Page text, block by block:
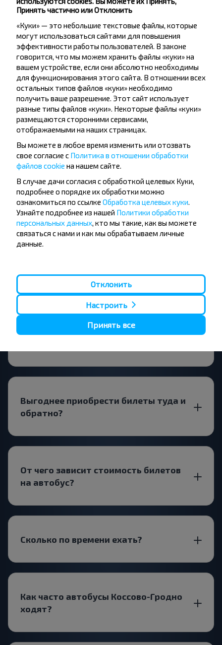
Подписаться
Вопрос - Ответ
Как забронировать билеты на
автобус Коссово-Гродно?
Существуют ли ограничения на
поездку Коссово-Гродно?
билеты Коссово-Гродно?
В город Гродно лучше ехать прямым
Выгоднее приобрести билеты туда и
обратно?
От чего зависит стоимость билетов
на автобус?
Сколько по времени ехать?
Как часто автобусы Коссово-Гродно
ходят?
Принять частично или Отклонить
«Куки» — это небольшие текстовые файлы, которые
могут использоваться сайтами для повышения
эффективности работы пользователей. В законе
говорится, что мы можем хранить файлы «куки» на
вашем устройстве, если они абсолютно необходимы
для функционирования этого сайта. В отношении всех
остальных типов файлов «куки» необходимо
получить ваше разрешение. Этот сайт использует
разные типы файлов «куки». Некоторые файлы «куки»
размещаются сторонними сервисами,
отображаемыми на наших страницах.
Вы можете в любое время изменить или отозвать
свое согласие с Политика в отношении обработки
файлов cookie на нашем сайте.
В случае дачи согласия с обработкой целевых Куки,
подробнее о порядке их обработки можно
ознакомиться по ссылке Обработка целевых куки.
Узнайте подробнее из нашей Политики обработки
персональных данных, кто мы такие, как вы можете
связаться с нами и как мы обрабатываем личные
данные.
Отклонить
Настроить
Принять все